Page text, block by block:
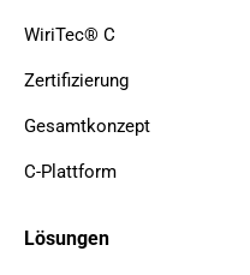
WiriTec® C
Zertifizierung
Gesamtkonzept
C-Plattform
Lösungen